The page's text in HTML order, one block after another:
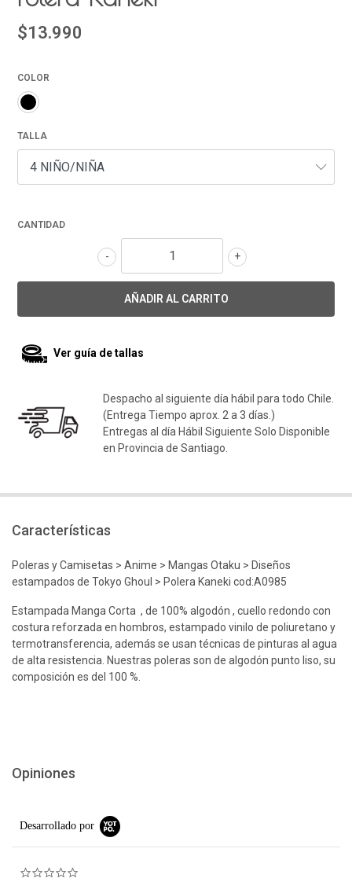
$13.990
COLOR
TALLA
CANTIDAD
+
-
Ver guía de tallas
Despacho al siguiente día hábil para todo Chile.
(Entrega Tiempo aprox. 2 a 3 días.)
Entregas al día Hábil Siguiente Solo Disponible
en Provincia de Santiago.
Características
Poleras y Camisetas > Anime > Mangas Otaku > Diseños
estampados de Tokyo Ghoul > Polera Kaneki cod:A0985
Estampada Manga Corta , de 100% algodón , cuello redondo con
costura reforzada en hombros, estampado vinilo de poliuretano y
termotransferencia, además se usan técnicas de pinturas al agua
de alta resistencia. Nuestras poleras son de algodón punto liso, su
composición es del 100 %.
Opiniones
Desarrollado por